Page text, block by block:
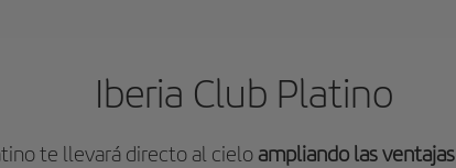
Iberia Club Platino
te llevará directo al cielo ampliando las ventajas